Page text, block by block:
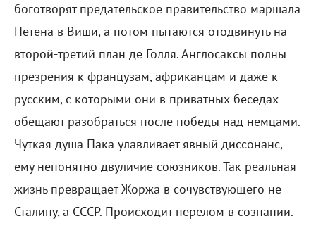
боготворят предательское правительство маршала
Петена в Виши, а потом пытаются отодвинуть на
второй-третий план де Голля. Англосаксы полны
презрения к французам, африканцам и даже к
русским, с которыми они в приватных беседах
обещают разобраться после победы над немцами.
Чуткая душа Пака улавливает явный диссонанс,
ему непонятно двуличие союзников. Так реальная
жизнь превращает Жоржа в сочувствующего не
Сталину, а СССР. Происходит перелом в сознании.